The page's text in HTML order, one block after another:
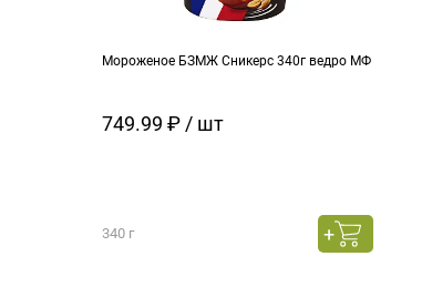
Мороженое БЗМЖ Сникерс 340г ведро МФ
749.99 ₽ / шт
340 г